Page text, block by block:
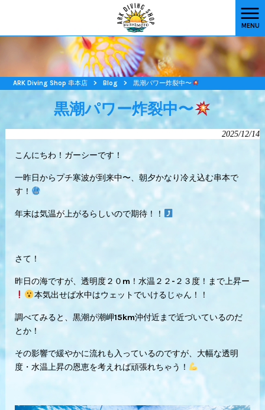
MENU
ARK Diving Shop 串本店 > Blog > 黒潮パワー炸裂中〜
黒潮パワー炸裂中〜
2025/12/14
こんにちわ！ガーシーです！
一昨日からプチ寒波が到来中〜、朝夕かなり冷え込む串本で
す！
年末は気温が上がるらしいので期待！！
さて！
昨日の海ですが、透明度２０m！水温２２-２３度！まで上昇ー
本気出せば水中はウェットでいけるじゃん！！
調べてみると、黒潮が潮岬15km沖付近まで近づいているのだ
とか！
その影響で緩やかに流れも入っているのですが、大幅な透明
度・水温上昇の恩恵を考えれば頑張れちゃう！